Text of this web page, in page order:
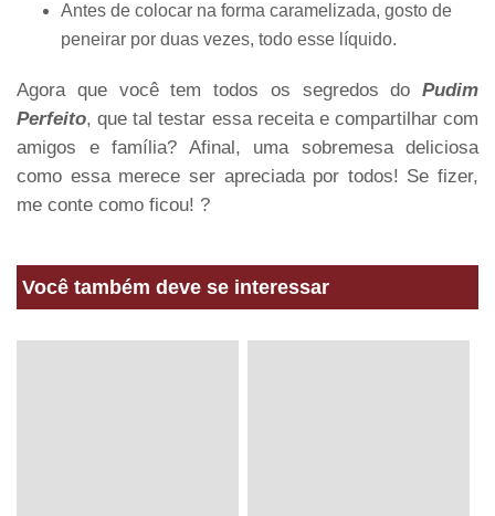
Antes de colocar na forma caramelizada, gosto de
peneirar por duas vezes, todo esse líquido.
Agora que você tem todos os segredos do Pudim
Perfeito, que tal testar essa receita e compartilhar com
amigos e família? Afinal, uma sobremesa deliciosa
como essa merece ser apreciada por todos! Se fizer,
me conte como ficou! ?
Você também deve se interessar